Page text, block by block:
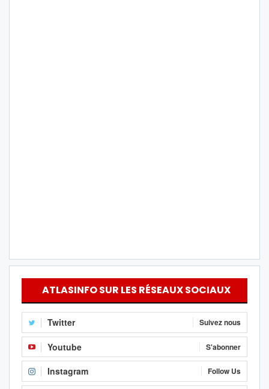
ATLASINFO SUR LES RÉSEAUX SOCIAUX
Twitter Suivez nous
Youtube S'abonner
Instagram Follow Us